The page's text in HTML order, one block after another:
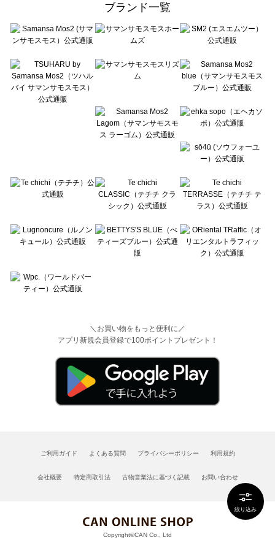
絞り込み
Te chichi（テチチ）の一覧
Te chichi CLASSIC（テチチ クラシック）の一覧
Lugnoncure（ルノンキュール）の一覧
BETTY'S BLUE（べティーズブルー）の一覧
Wpc.（ワールドパーティー）の一覧
ブランド一覧
＼お買い物をもっと便利に／
アプリ新規会員登録で100ポイントプレゼント！
ご利用ガイド よくある質問 プライバシーポリシー 利用規約
会社概要 特定商取引法 古物営業法に基づく記載 お問い合わせ
Copyright©CAN Co., Ltd